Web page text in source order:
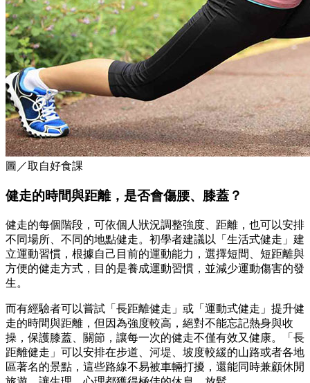
圖／取自好食課
健走的時間與距離，是否會傷腰、膝蓋？
健走的每個階段，可依個人狀況調整強度、距離，也可以安排
不同場所、不同的地點健走。初學者建議以「生活式健走」建
立運動習慣，根據自己目前的運動能力，選擇短間、短距離與
方便的健走方式，目的是養成運動習慣，並減少運動傷害的發
生。
而有經驗者可以嘗試「長距離健走」或「運動式健走」提升健
走的時間與距離，但因為強度較高，絕對不能忘記熱身與收
操，保護膝蓋、關節，讓每一次的健走不僅有效又健康。「長
距離健走」可以安排在步道、河堤、坡度較緩的山路或者各地
區著名的景點，這些路線不易被車輛打擾，還能同時兼顧休閒